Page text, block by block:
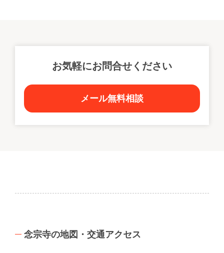
お気軽にお問合せください
メール無料相談
念宗寺の地図・交通アクセス